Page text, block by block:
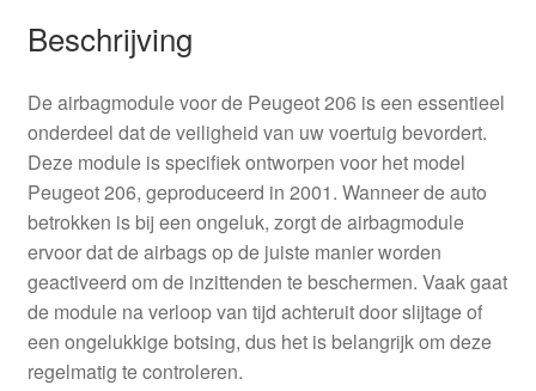
Beschrijving
De airbagmodule voor de Peugeot 206 is een essentieel
onderdeel dat de veiligheid van uw voertuig bevordert.
Deze module is specifiek ontworpen voor het model
Peugeot 206, geproduceerd in 2001. Wanneer de auto
betrokken is bij een ongeluk, zorgt de airbagmodule
ervoor dat de airbags op de juiste manier worden
geactiveerd om de inzittenden te beschermen. Vaak gaat
de module na verloop van tijd achteruit door slijtage of
een ongelukkige botsing, dus het is belangrijk om deze
regelmatig te controleren.